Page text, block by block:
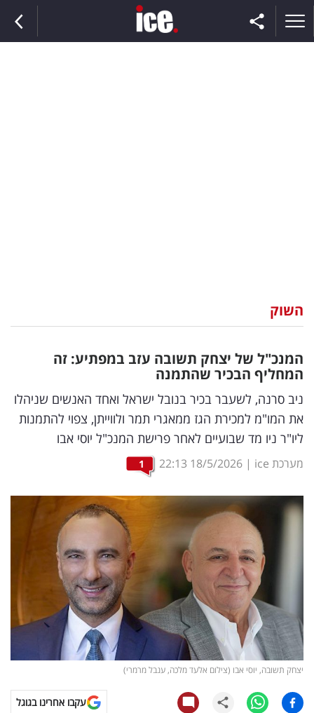
וצרכנות
דיגיטל
וטק
שיווק
ופרסום
מדדים
ומחקרים
רכילות
עסקית
קריפטו
ויראלי
השוק
המנכ"ל של יצחק תשובה עזב במפתיע: זה
המחליף הבכיר שהתמנה
ניב סרנה, לשעבר בכיר בנובל ישראל ואחד האנשים שניהלו
את המו"מ למכירת הגז ממאגרי תמר ולווייתן, צפוי להתמנות
ליו"ר ניו מד שבועיים לאחר פרישת המנכ"ל יוסי אבו
מערכת ice |
18/5/2026
22:13
1
יצחק תשובה, יוסי אבו (צילום אלעד מלכה, ענבל מרמרי)
עקבו אחרינו בגוגל